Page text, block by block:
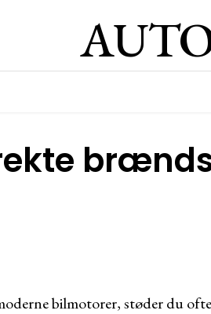
bilmotorer, støder du